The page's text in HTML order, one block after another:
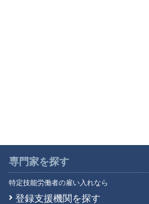
専門家を探す
特定技能労働者の雇い入れなら
登録支援機関を探す